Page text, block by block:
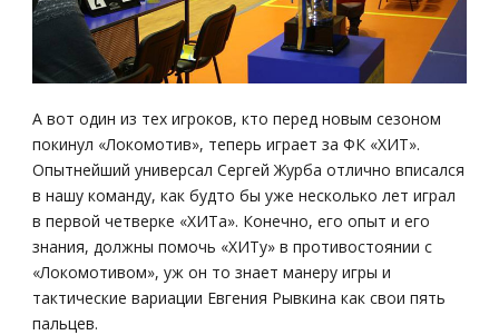
А вот один из тех игроков, кто перед новым сезоном
покинул «Локомотив», теперь играет за ФК «ХИТ».
Опытнейший универсал Сергей Журба отлично вписался
в нашу команду, как будто бы уже несколько лет играл
в первой четверке «ХИТа». Конечно, его опыт и его
знания, должны помочь «ХИТу» в противостоянии с
«Локомотивом», уж он то знает манеру игры и
тактические вариации Евгения Рывкина как свои пять
пальцев.